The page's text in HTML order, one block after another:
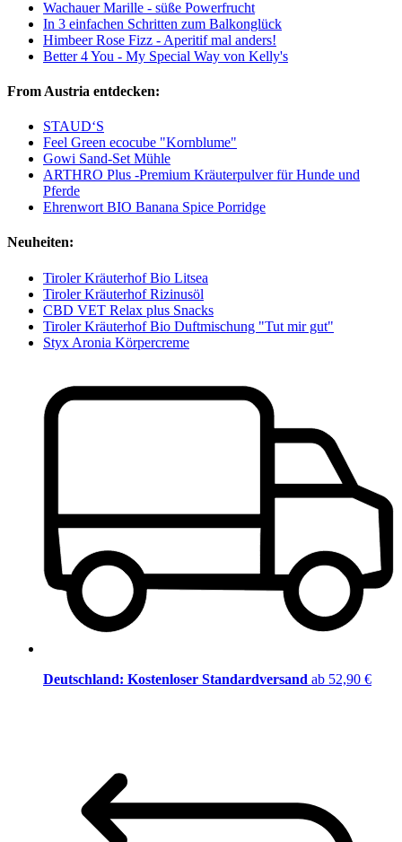
Wachauer Marille - süße Powerfrucht
In 3 einfachen Schritten zum Balkonglück
Himbeer Rose Fizz - Aperitif mal anders!
Better 4 You - My Special Way von Kelly's
From Austria entdecken:
STAUD‘S
Feel Green ecocube "Kornblume"
Gowi Sand-Set Mühle
ARTHRO Plus -Premium Kräuterpulver für Hunde und
Pferde
Ehrenwort BIO Banana Spice Porridge
Neuheiten:
Tiroler Kräuterhof Bio Litsea
Tiroler Kräuterhof Rizinusöl
CBD VET Relax plus Snacks
Tiroler Kräuterhof Bio Duftmischung "Tut mir gut"
Styx Aronia Körpercreme
Deutschland: Kostenloser Standardversand ab 52,90 €